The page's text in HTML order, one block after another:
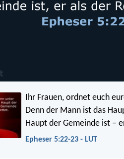
Ihr Frauen, ordnet euch
Denn der Mann ist das
Haupt der Gemeinde ist –
Epheser 5:22-23 - LUT